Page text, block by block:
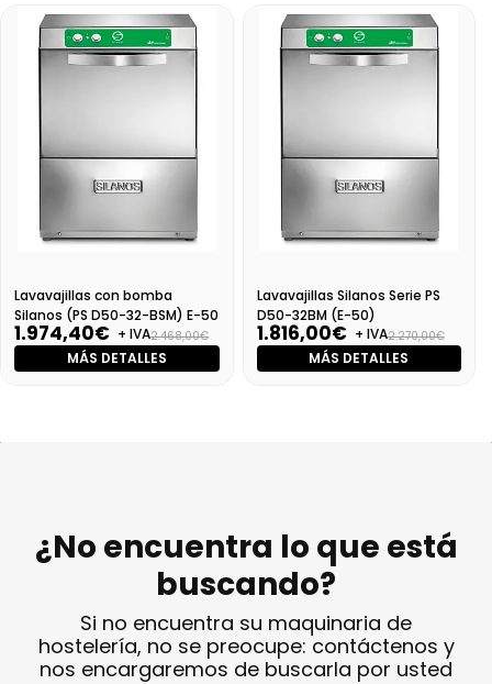
Lavavajillas con bomba
Silanos (PS D50-32-BSM) E-50
1.974,40€ + IVA2.468,00€
MÁS DETALLES
Lavavajillas Silanos Serie PS
D50-32BM (E-50)
1.816,00€ + IVA2.270,00€
MÁS DETALLES
¿No encuentra lo que está
buscando?
Si no encuentra su maquinaria de
hostelería, no se preocupe: contáctenos y
nos encargaremos de buscarla por usted